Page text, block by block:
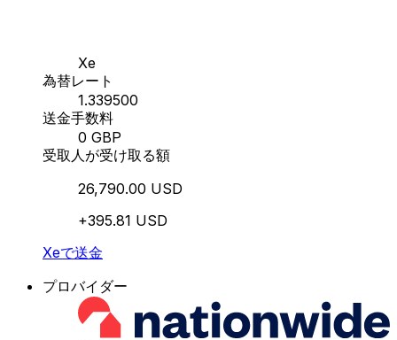
Xe
為替レート
1.339500
送金手数料
0 GBP
受取人が受け取る額
26,790.00 USD
+395.81 USD
Xeで送金
プロバイダー